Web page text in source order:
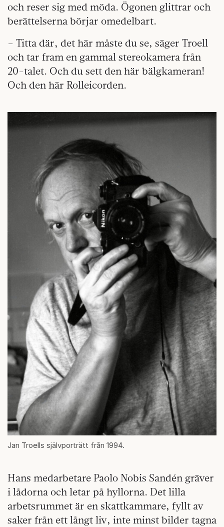
och reser sig med möda. Ögonen glittrar och
berättelserna börjar omedelbart.
– Titta där, det här måste du se, säger Troell
och tar fram en gammal stereokamera från
20-talet. Och du sett den här bälgkameran!
Och den här Rolleicorden.
Jan Troells självporträtt från 1994.
Hans medarbetare Paolo Nobis Sandén gräver
i lådorna och letar på hyllorna. Det lilla
arbetsrummet är en skattkammare, fyllt av
saker från ett långt liv, inte minst bilder tagna